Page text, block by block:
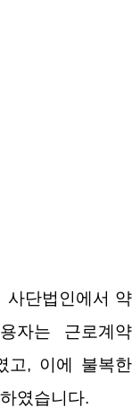
사단법인에서 약
자는 근로계약
고, 이에 불복한
였습니다.